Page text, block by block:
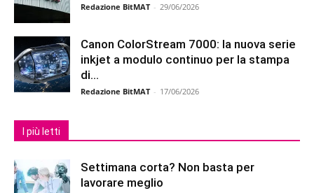
Redazione BitMAT - 29/06/2026
Canon ColorStream 7000: la nuova serie
inkjet a modulo continuo per la stampa
di...
Redazione BitMAT - 17/06/2026
I più letti
Settimana corta? Non basta per
lavorare meglio